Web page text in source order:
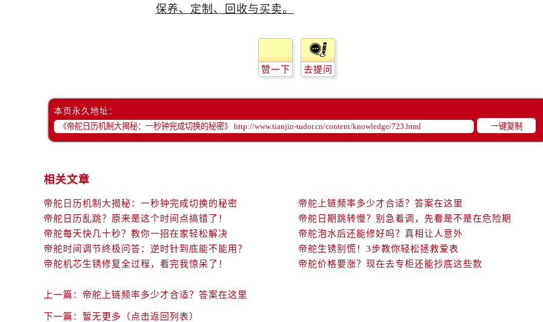
辽宁省鞍山市铁东区站前街帝舵售后服务中心（需提前预约）
辽宁省朝阳市双塔区新华路帝舵售后服务中心（需提前预约）
辽宁省丹东市振兴区七经街帝舵售后服务中心（需提前预约）
辽宁省抚顺市新抚区东一路帝舵售后服务中心（需提前预约）
辽宁省锦州市古塔区中央大街帝舵售后服务中心（需提前预约）
辽宁省辽阳市白塔区新运大街帝舵售后服务中心（需提前预约）
辽宁省沈阳市沈河区中街路137号亨得利名表维修授权店1楼帝舵售后服务中心（需提前预约）
辽宁省沈阳市沈河区中街路83号亨得利名表维修授权店1楼帝舵售后服务中心（需提前预约）
北京市朝阳区建国门外大街甲6号华熙国际中心D座11层1102室帝舵售后服务中心（需提前预约）
北京市东城区东长安街1号王府井东方广场W3座6层602室帝舵售后服务中心（需提前预约）
内蒙古自治区阿拉善盟市左旗土尔扈特大街帝舵售后服务中心（需提前预约）
内蒙古自治区巴彦淖尔市临河区新华街帝舵售后服务中心（需提前预约）
赞一下 去提问
本页永久地址：
一键复制
相关文章
帝舵日历机制大揭秘：一秒钟完成切换的秘密
帝舵上链频率多少才合适？答案在这里
帝舵日历乱跳？原来是这个时间点搞错了！
帝舵日期跳转慢？别急着调，先看是不是在危险期
帝舵每天快几十秒？教你一招在家轻松解决
帝舵泡水后还能修好吗？真相让人意外
帝舵时间调节终极问答：逆时针到底能不能用？
帝舵生锈别慌！3步教你轻松拯救爱表
帝舵机芯生锈修复全过程，看完我惊呆了！
帝舵价格要涨？现在去专柜还能抄底这些款
上一篇： 帝舵上链频率多少才合适？答案在这里
下一篇： 暂无更多（点击返回列表）